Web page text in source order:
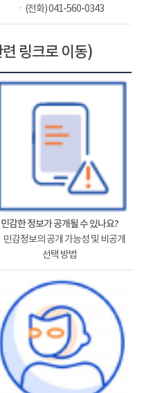
ㆍ(전화) 041-560-0343
링크로 이동)
민감한 정보가 공개될 수 있나요?
민감정보의 공개 가능성 및 비공개
선택 방법